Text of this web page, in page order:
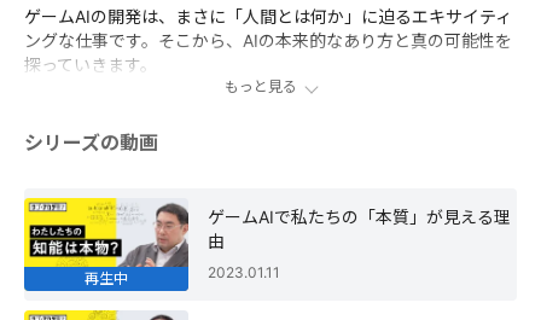
ゲームAIの開発は、まさに「人間とは何か」に迫るエキサイティ
ングな仕事です。そこから、AIの本来的なあり方と真の可能性を
探っていきます。
もっと見る
シリーズの動画
再生中
ゲームAIで私たちの「本質」が見える理
由
2023.01.11